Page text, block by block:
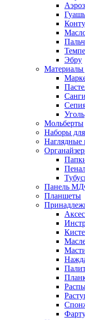
Гуашь
Эбру
Материалы
Уголь
Мольберты
Наборы
Наглядные
Панель
Планшеты